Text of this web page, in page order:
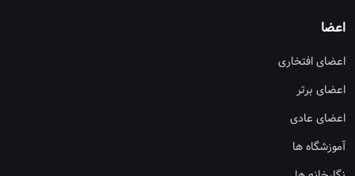
اعضا
اعضای افتخاری
اعضای برتر
اعضای عادی
آموزشگاه ها